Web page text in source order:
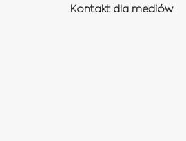
Kontakt dla mediów